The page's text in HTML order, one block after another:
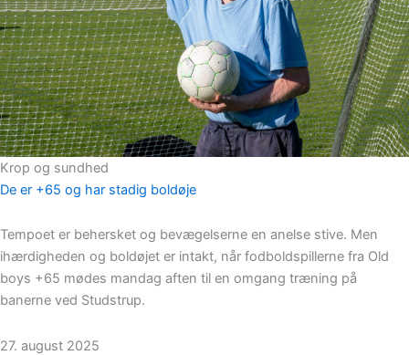
Krop og sundhed
De er +65 og har stadig boldøje
Tempoet er behersket og bevægelserne en anelse stive. Men
ihærdigheden og boldøjet er intakt, når fodboldspillerne fra Old
boys +65 mødes mandag aften til en omgang træning på
banerne ved Studstrup.
27. august 2025